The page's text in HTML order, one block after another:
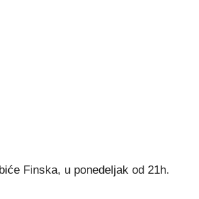
Finska, u ponedeljak od 21h.